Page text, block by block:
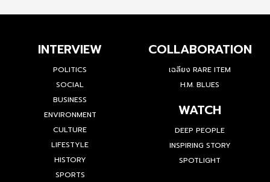
INTERVIEW
POLITICS
SOCIAL
BUSINESS
ENVIRONMENT
CULTURE
LIFESTYLE
HISTORY
SPORTS
COLLABORATION
เฉลียง RARE ITEM
H.M. BLUES
WATCH
DEEP PEOPLE
INSPIRING STORY
SPOTLIGHT